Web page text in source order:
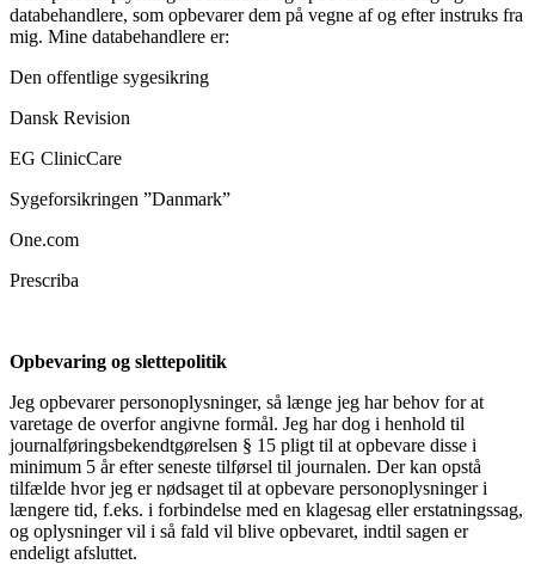
databehandlere, som opbevarer dem på vegne af og efter instruks fra
mig. Mine databehandlere er:
Den offentlige sygesikring
Dansk Revision
EG ClinicCare
Sygeforsikringen ”Danmark”
One.com
Prescriba
Opbevaring og slettepolitik
Jeg opbevarer personoplysninger, så længe jeg har behov for at
varetage de overfor angivne formål. Jeg har dog i henhold til
journalføringsbekendtgørelsen § 15 pligt til at opbevare disse i
minimum 5 år efter seneste tilførsel til journalen. Der kan opstå
tilfælde hvor jeg er nødsaget til at opbevare personoplysninger i
længere tid, f.eks. i forbindelse med en klagesag eller erstatningssag,
og oplysninger vil i så fald vil blive opbevaret, indtil sagen er
endeligt afsluttet.